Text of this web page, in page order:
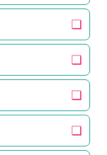
❏
❏
❏
❏